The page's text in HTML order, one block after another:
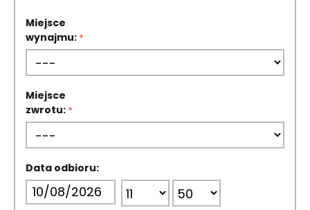
Miejsce
wynajmu:
Miejsce
zwrotu:
Data odbioru: